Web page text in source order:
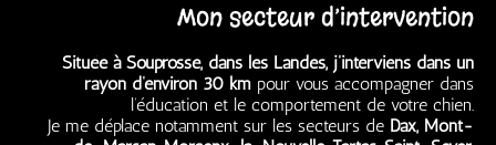
Mon secteur d’intervention
Située à Souprosse, dans les Landes, j’interviens dans un
rayon d’environ 30 km pour vous accompagner dans
l’éducation et le comportement de votre chien.
Je me déplace notamment sur les secteurs de Dax, Mont-